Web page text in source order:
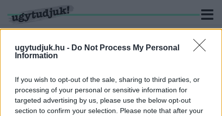
ugytudjuk.hu - Do Not Process My Personal
Information
If you wish to opt-out of the sale, sharing to third parties, or
processing of your personal or sensitive information for
targeted advertising by us, please use the below opt-out
section to confirm your selection. Please note that after your
KERESÉS
3 hír találató a(z) "szennyvízcsatorna" cimkével ellátva.